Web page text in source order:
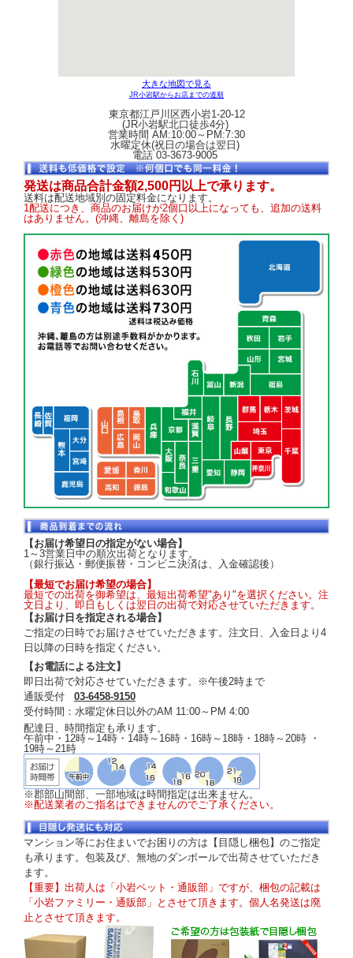
大きな地図で見る
JR小岩駅からお店までの道順
東京都江戸川区西小岩1-20-12
(JR小岩駅北口徒歩4分)
営業時間 AM:10:00～PM:7:30
水曜定休(祝日の場合は翌日)
電話 03-3673-9005
発送は商品合計金額2,500円以上で承ります。
送料は配送地域別の固定料金になります。
1配送につき、商品のお届けが2個口以上になっても、追加の送料
はありません。(沖縄、離島を除く)
【お届け希望日の指定がない場合】
1～3営業日中の順次出荷となります。
（銀行振込・郵便振替・コンビニ決済は、入金確認後）
【最短でお届け希望の場合】
最短での出荷を御希望は、最短出荷希望"あり"を選択ください。注
文日より、即日もしくは翌日の出荷で対応させていただきます。
【お届け日を指定される場合】
ご指定の日時でお届けさせていただきます。注文日、入金日より4
日以降の日時を指定ください。
【お電話による注文】
即日出荷で対応させていただきます。※午後2時まで
通販受付 03-6458-9150
受付時間：水曜定休日以外のAM 11:00～PM 4:00
配達日、時間指定も承ります。
午前中・12時～14時・14時～16時・16時～18時・18時～20時 ・
19時～21時
※郡部山間部、一部地域は時間指定は出来ません。
※配送業者のご指名はできませんのでご了承ください。
マンション等にお住まいでお困りの方は【目隠し梱包】のご指定
も承ります。包装及び、無地のダンボールで出荷させていただき
ます。
【重要】出荷人は「小岩ペット・通販部」ですが、梱包の記載は
「小岩ファミリー・通販部」とさせて頂きます。個人名発送は廃
止とさせて頂きます。